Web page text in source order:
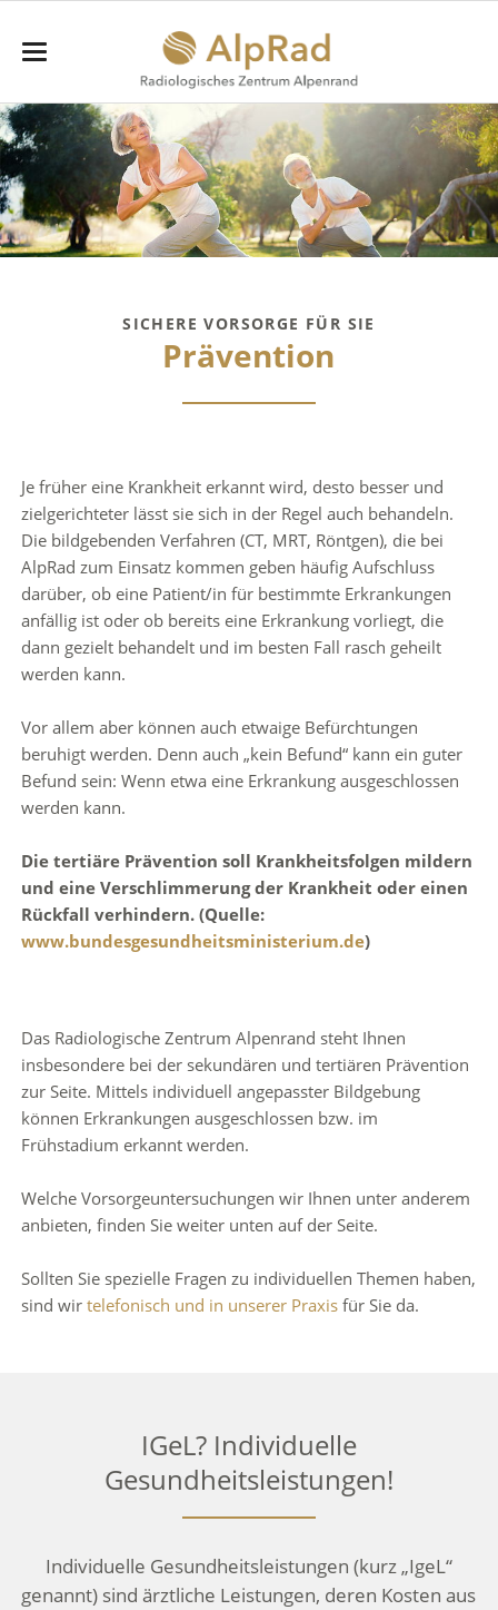
SICHERE VORSORGE FÜR SIE
Prävention
Je früher eine Krankheit erkannt wird, desto besser und
zielgerichteter lässt sie sich in der Regel auch behandeln.
Die bildgebenden Verfahren (CT, MRT, Röntgen), die bei
AlpRad zum Einsatz kommen geben häufig Aufschluss
darüber, ob eine Patient/in für bestimmte Erkrankungen
anfällig ist oder ob bereits eine Erkrankung vorliegt, die
dann gezielt behandelt und im besten Fall rasch geheilt
werden kann.
Vor allem aber können auch etwaige Befürchtungen
beruhigt werden. Denn auch „kein Befund“ kann ein guter
Befund sein: Wenn etwa eine Erkrankung ausgeschlossen
werden kann.
Die tertiäre Prävention soll Krankheitsfolgen mildern
und eine Verschlimmerung der Krankheit oder einen
Rückfall verhindern. (Quelle:
www.bundesgesundheitsministerium.de)
Das Radiologische Zentrum Alpenrand steht Ihnen
insbesondere bei der sekundären und tertiären Prävention
zur Seite. Mittels individuell angepasster Bildgebung
können Erkrankungen ausgeschlossen bzw. im
Frühstadium erkannt werden.
Welche Vorsorgeuntersuchungen wir Ihnen unter anderem
anbieten, finden Sie weiter unten auf der Seite.
Sollten Sie spezielle Fragen zu individuellen Themen haben,
sind wir telefonisch und in unserer Praxisfür Sie da.
IGeL? Individuelle
Gesundheitsleistungen!
Individuelle Gesundheitsleistungen (kurz „IgeL“
genannt) sind ärztliche Leistungen, deren Kosten aus